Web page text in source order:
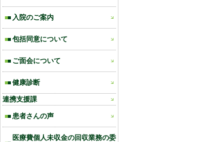
入院のご案内
包括同意について
ご面会について
健康診断
連携支援課
患者さんの声
医療費個人未収金の回収業務の委